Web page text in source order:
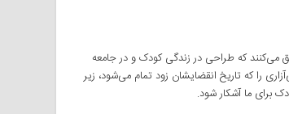
می‌کنند که طراحی در زندگی کودک و در جامعه
را که تاریخ انقضایشان زود تمام می‌شود، زیر
برای ما آشکار ‌شود.